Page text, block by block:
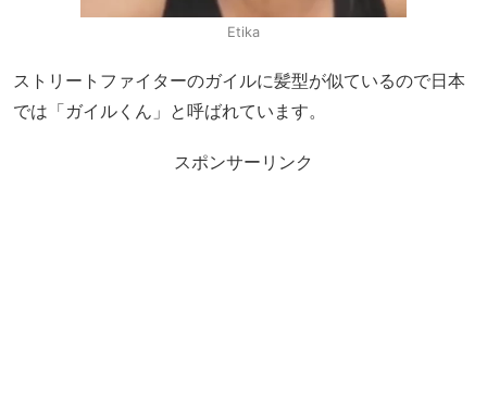
Etika
ストリートファイターのガイルに髪型が似ているので日本
では「ガイルくん」と呼ばれています。
スポンサーリンク